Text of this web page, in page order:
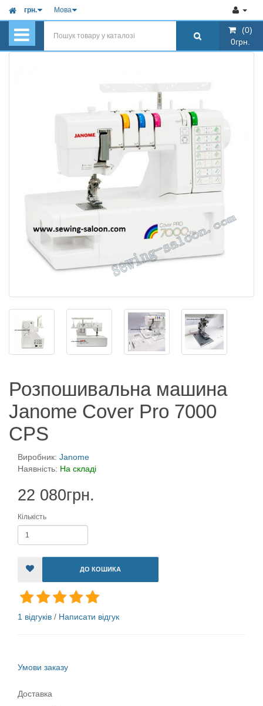
грн. Мова
0грн.
(0)
0грн.
Розпошивальна машина
Janome Cover Pro 7000
CPS
Виробник: Janome
Наявність: На складі
22 080грн.
Кількість
ДО КОШИКА
1 відгуків / Написати відгук
Умови заказу
Доставка